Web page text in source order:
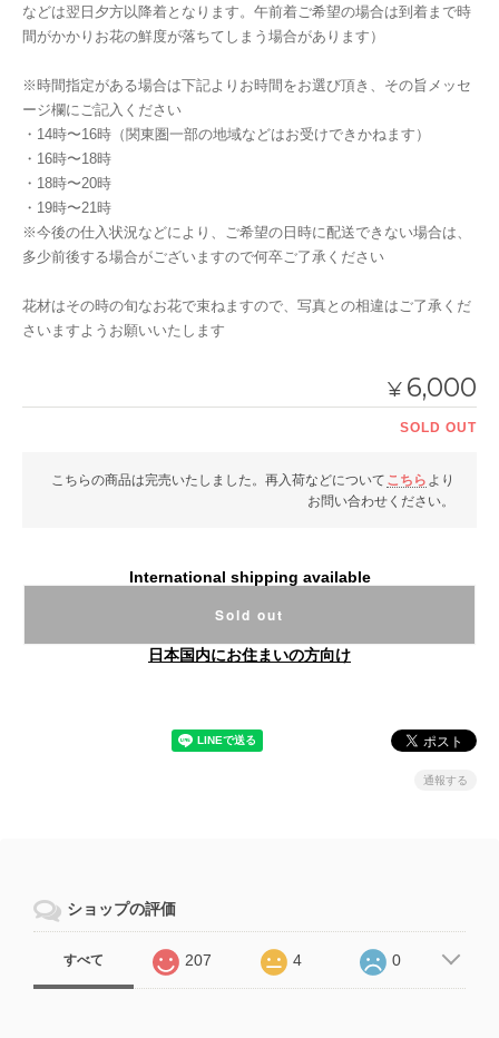
などは翌日夕方以降着となります。午前着ご希望の場合は到着まで時
間がかかりお花の鮮度が落ちてしまう場合があります）
※時間指定がある場合は下記よりお時間をお選び頂き、その旨メッセ
ージ欄にご記入ください
・14時〜16時（関東圏一部の地域などはお受けできかねます）
・16時〜18時
・18時〜20時
・19時〜21時
※今後の仕入状況などにより、ご希望の日時に配送できない場合は、
多少前後する場合がございますので何卒ご了承ください
花材はその時の旬なお花で束ねますので、写真との相違はご了承くだ
さいますようお願いいたします
¥ 6,000
SOLD OUT
こちらの商品は完売いたしました。再入荷などについて こちら より
お問い合わせください。
International shipping available
Sold out
日本国内にお住まいの方向け
通報する
ショップの評価
すべて 207 4 0